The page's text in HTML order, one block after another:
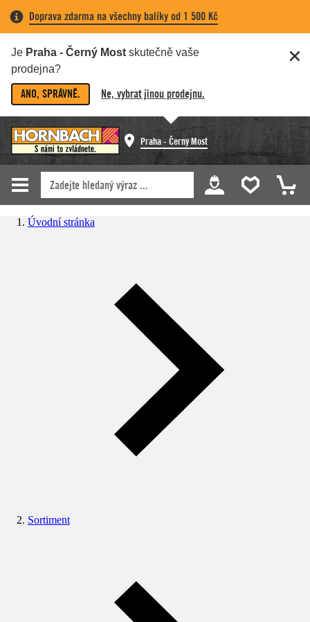
Doprava zdarma na všechny balíky od 1 500 Kč
Je Praha - Černý Most skutečně vaše
prodejna?
ANO, SPRÁVNĚ. Ne, vybrat jinou prodejnu.
Praha - Černý Most
Úvodní stránka
Sortiment